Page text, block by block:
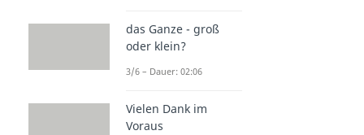
das Ganze - groß
oder klein?
3/6 – Dauer: 02:06
Vielen Dank im
Voraus